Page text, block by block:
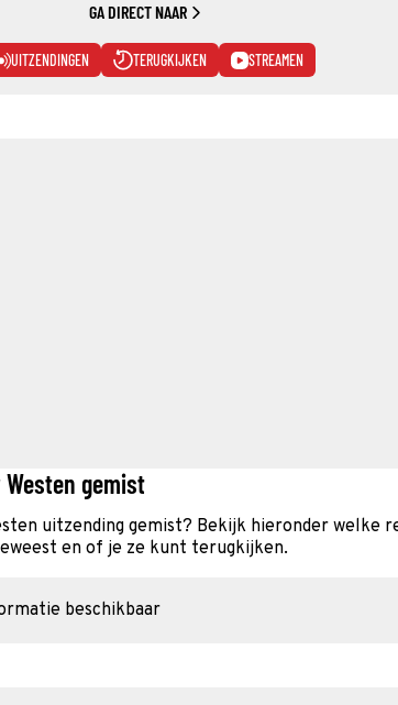
GA DIRECT NAAR
UITZENDINGEN TERUGKIJKEN STREAMEN
gemist
uitzending gemist? Bekijk hieronder welke
en of je ze kunt terugkijken.
beschikbaar